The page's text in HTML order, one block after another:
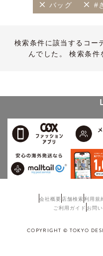
バッグ #
検索条件に該当するコー
んでした。 検索条件
会社概要 店舗検索利用規
ご利用ガイド お問
COPYRIGHT © TOKYO